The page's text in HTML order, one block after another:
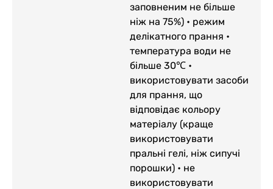
заповненим не більше
ніж на 75%) • режим
делікатного прання •
температура води не
більше 30℃ •
використовувати засоби
для прання, що
відповідає кольору
матеріалу (краще
використовувати
пральні гелі, ніж сипучі
порошки) • не
використовувати